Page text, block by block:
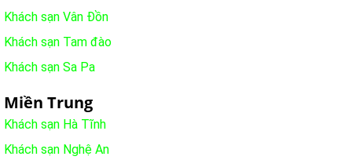
Khách sạn Vân Đồn
Khách sạn Tam đào
Khách sạn Sa Pa
Miền Trung
Khách sạn Hà Tĩnh
Khách sạn Nghệ An